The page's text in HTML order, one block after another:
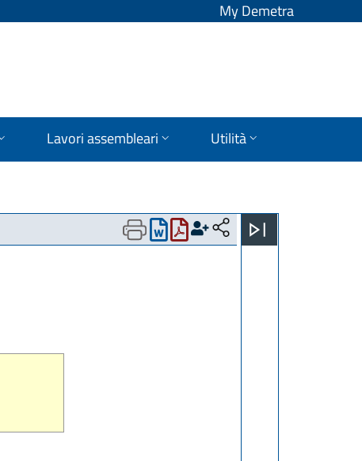
My Demetra
Lavori assembleari Utilità